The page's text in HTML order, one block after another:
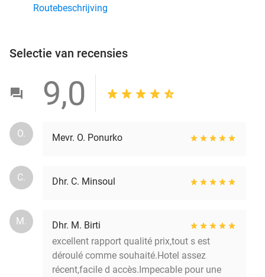
Routebeschrijving
Selectie van recensies
9,0
O. Mevr. O. Ponurko
C. Dhr. C. Minsoul
M.
Dhr. M. Birti
excellent rapport qualité prix,tout s est
déroulé comme souhaité.Hotel assez
récent,facile d accès.Impecable pour une